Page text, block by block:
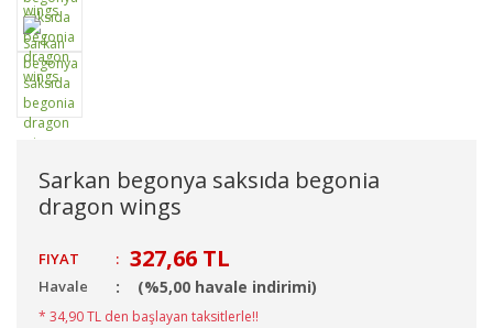
Sarkan begonya saksıda begonia
dragon wings
FIYAT : 327,66 TL
Havale (%5,00 havale indirimi)
* 34,90 TL den başlayan taksitlerle!!